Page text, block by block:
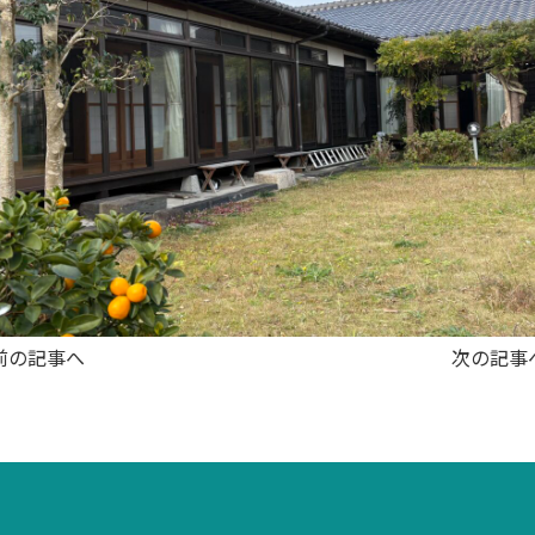
の記事へ 次の記事